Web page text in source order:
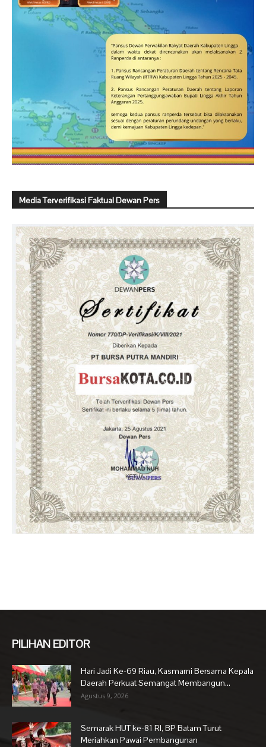
Media Terverifikasi Faktual Dewan Pers
PILIHAN EDITOR
Hari Jadi Ke-69 Riau, Kasmarni Bersama Kepala
Daerah Perkuat Semangat Membangun...
Agustus 9, 2026
Semarak HUT ke-81 RI, BP Batam Turut
Meriahkan Pawai Pembangunan